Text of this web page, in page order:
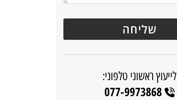
לייעוץ ראשוני טלפוני:
077-9973868